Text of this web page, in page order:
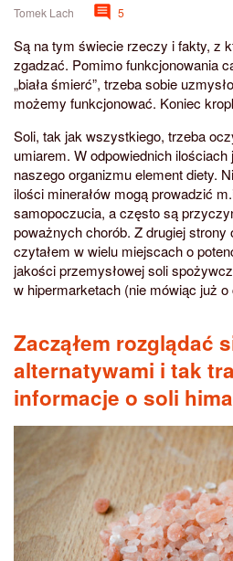
Tomek Lach 5
Są na tym świecie rzeczy i fakty, z
zgadzać. Pomimo funkcjonowania
„biała śmierć”, trzeba sobie
możemy funkcjonować. Koniec
Soli, tak jak wszystkiego, trzeba
umiarem. W odpowiednich
naszego organizmu element diety.
ilości minerałów mogą prowadzić
samopoczucia, a często są
poważnych chorób. Z drugiej strony
czytałem w wielu miejscach o
jakości przemysłowej soli
w hipermarketach (nie mówiąc już o
Zacząłem rozglądać
alternatywami i tak
informacje o soli